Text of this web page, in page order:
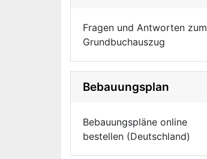
Fragen und Antworten zum
Grundbuchauszug
Bebauungsplan
Bebauungspläne online
bestellen (Deutschland)